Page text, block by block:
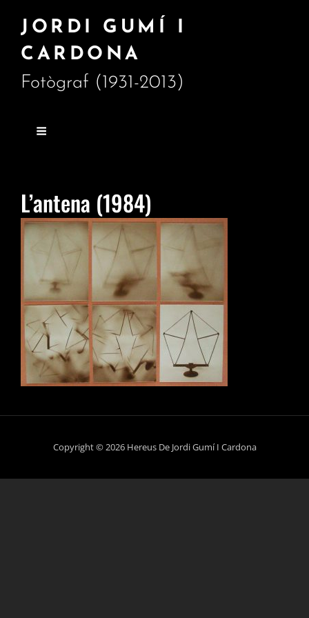
JORDI GUMÍ I
CARDONA
Fotògraf (1931-2013)
L’antena (1984)
Copyright © 2026 Hereus De Jordi Gumí I Cardona